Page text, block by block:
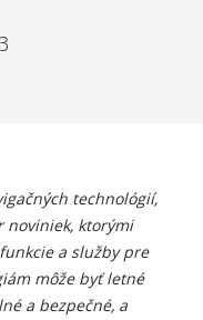
technológií,
noviniek, ktorými
a služby pre
môže byť letné
a bezpečné, a